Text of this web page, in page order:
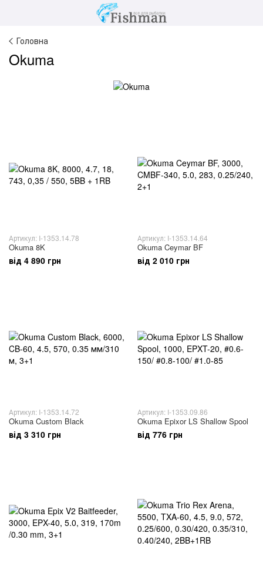
Головна
Okuma
Артикул: I-1353.14.78
Okuma 8K
від 4 890 грн
Артикул: I-1353.14.64
Okuma Ceymar BF
від 2 010 грн
Артикул: I-1353.14.72
Okuma Custom Black
від 3 310 грн
Артикул: I-1353.09.86
Okuma Epixor LS Shallow Spool
від 776 грн